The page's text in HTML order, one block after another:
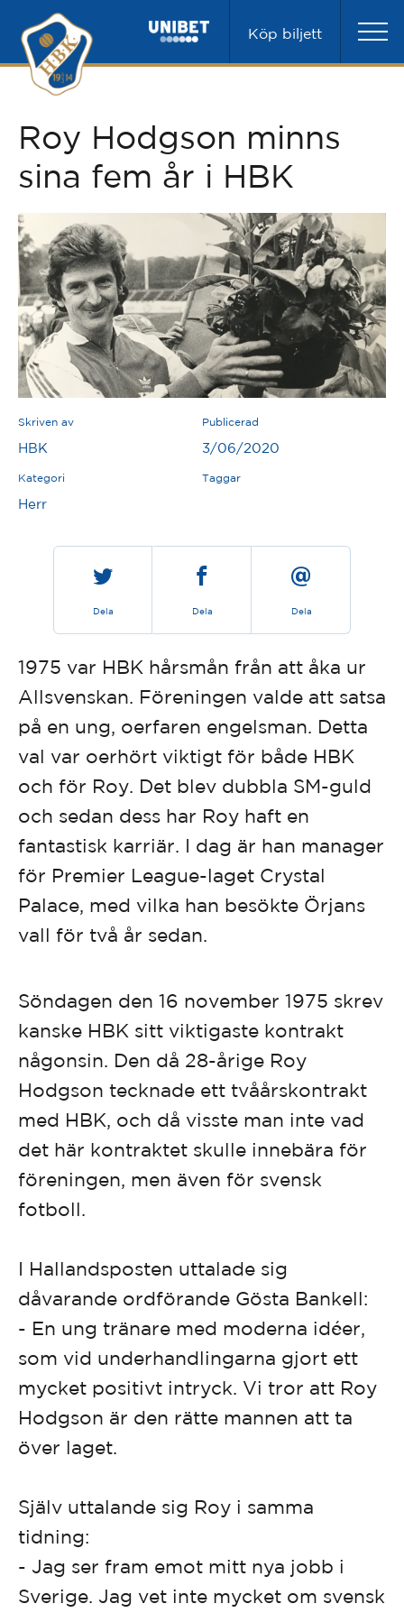
Köp biljett
Roy Hodgson minns
sina fem år i HBK
Skriven av
HBK
Publicerad
3/06/2020
Kategori
Herr
Taggar
Dela Dela Dela
1975 var HBK hårsmån från att åka ur
Allsvenskan. Föreningen valde att satsa
på en ung, oerfaren engelsman. Detta
val var oerhört viktigt för både HBK
och för Roy. Det blev dubbla SM-guld
och sedan dess har Roy haft en
fantastisk karriär. I dag är han manager
för Premier League-laget Crystal
Palace, med vilka han besökte Örjans
vall för två år sedan.
Söndagen den 16 november 1975 skrev
kanske HBK sitt viktigaste kontrakt
någonsin. Den då 28-årige Roy
Hodgson tecknade ett tvåårskontrakt
med HBK, och då visste man inte vad
det här kontraktet skulle innebära för
föreningen, men även för svensk
fotboll.
I Hallandsposten uttalade sig
dåvarande ordförande Gösta Bankell:
- En ung tränare med moderna idéer,
som vid underhandlingarna gjort ett
mycket positivt intryck. Vi tror att Roy
Hodgson är den rätte mannen att ta
över laget.
Själv uttalande sig Roy i samma
tidning:
- Jag ser fram emot mitt nya jobb i
Sverige. Jag vet inte mycket om svensk